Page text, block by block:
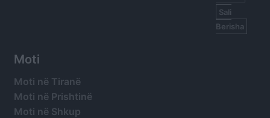
Sali
Berisha
Moti
Moti në Tiranë
Moti në Prishtinë
Moti në Shkup